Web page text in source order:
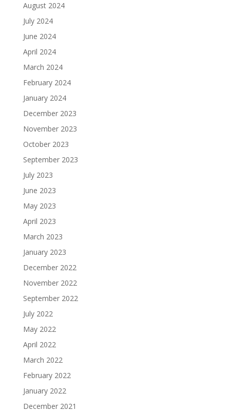
August 2024
July 2024
June 2024
April 2024
March 2024
February 2024
January 2024
December 2023
November 2023
October 2023
September 2023
July 2023
June 2023
May 2023
April 2023
March 2023
January 2023
December 2022
November 2022
September 2022
July 2022
May 2022
April 2022
March 2022
February 2022
January 2022
December 2021